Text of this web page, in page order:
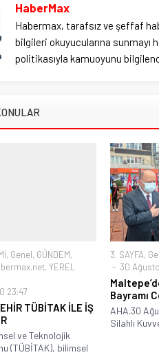
HaberMax
Habermax, tarafsız ve şeffaf
bilgileri okuyucularına sunmayı
politikasıyla kamuoyunu
, Genel, GÜNDEM,
, YEREL
23:47
TÜBİTAK İLE İŞ
ve Teknolojik
(TÜBİTAK), bilimsel
3. SAYFA,
30
Bayramı
AHA.30
Silahlı